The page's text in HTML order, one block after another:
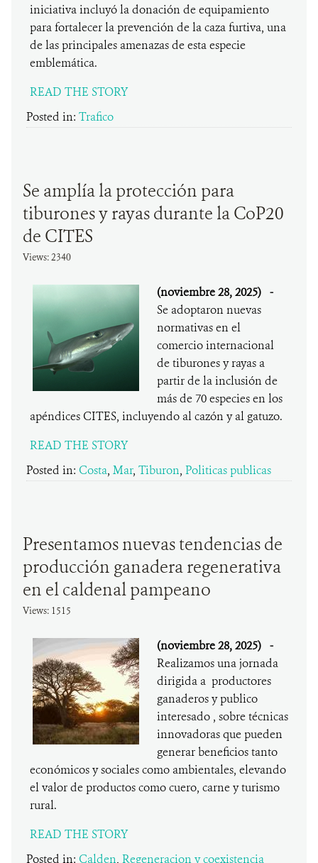
iniciativa incluyó la donación de equipamiento
para fortalecer la prevención de la caza furtiva, una
de las principales amenazas de esta especie
emblemática.
READ THE STORY
Posted in: Trafico
Se amplía la protección para
tiburones y rayas durante la CoP20
de CITES
Views: 2340
(noviembre 28, 2025) -
Se adoptaron nuevas
normativas en el
comercio internacional
de tiburones y rayas a
partir de la inclusión de
más de 70 especies en los
apéndices CITES, incluyendo al cazón y al gatuzo.
READ THE STORY
Posted in: Costa, Mar, Tiburon, Politicas publicas
Presentamos nuevas tendencias de
producción ganadera regenerativa
en el caldenal pampeano
Views: 1515
(noviembre 28, 2025) -
Realizamos una jornada
dirigida a productores
ganaderos y publico
interesado , sobre técnicas
innovadoras que pueden
generar beneficios tanto
económicos y sociales como ambientales, elevando
el valor de productos como cuero, carne y turismo
rural.
READ THE STORY
Posted in: Calden, Regeneracion y coexistencia